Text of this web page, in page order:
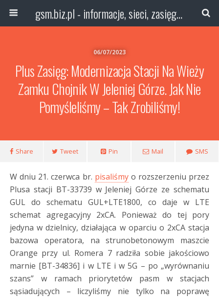
gsm.biz.pl - informacje, sieci, zasięg technologie
06/07/2023
Plus Zasięg: Modernizacja Stacji Na Wieży
Zamku Chojnik W Jeleniej Górze. Jak Nie
Pomyśleliśmy – Tak Zrobiliśmy!
Share Tweet Pin Mail SMS
W dniu 21. czerwca br. pisaliśmyo rozszerzeniu przez
Plusa stacji BT-33739 w Jeleniej Górze ze schematu
GUL do schematu GUL+LTE1800, co daje w LTE
schemat agregacyjny 2xCA. Ponieważ do tej pory
jedyna w dzielnicy, działająca w oparciu o 2xCA stacja
bazowa operatora, na strunobetonowym maszcie
Orange przy ul. Romera 7 radziła sobie jakościowo
marnie [BT-34836] i w LTE i w 5G – po „wyrównaniu
szans” w ramach priorytetów pasm w stacjach
sąsiadujących – liczyliśmy nie tylko na poprawę